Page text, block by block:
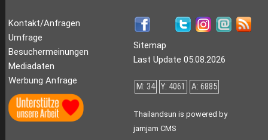
Kontakt/Anfragen
Umfrage
Besuchermeinungen
Mediadaten
Werbung Anfrage
Sitemap
Last Update 05.08.2026
M: 34 Y: 4061 A: 6885
Thailandsun is powered by
jamjam CMS